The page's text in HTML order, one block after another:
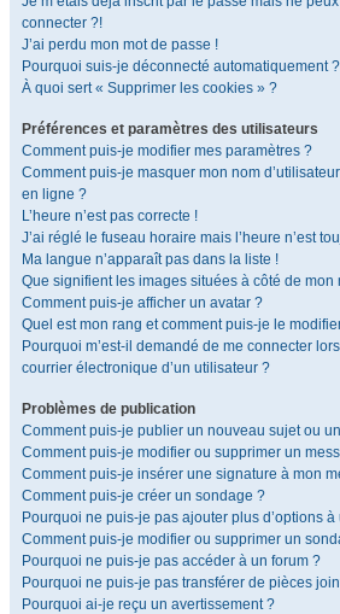
connecter ?!
J’ai perdu mon mot de passe !
Pourquoi suis-je déconnecté automatiquement ?
À quoi sert « Supprimer les cookies » ?
Préférences et paramètres des utilisateurs
Comment puis-je modifier mes paramètres ?
Comment puis-je masquer mon nom
en ligne ?
L’heure n’est pas correcte !
J’ai réglé le fuseau horaire mais l’heure n’est
Ma langue n’apparaît pas dans la liste !
Que signifient les images situées à côté de mon
Comment puis-je afficher un avatar ?
Quel est mon rang et comment puis-je le
Pourquoi m’est-il demandé de me connecter
courrier électronique d’un utilisateur ?
Problèmes de publication
Comment puis-je publier un nouveau sujet ou
Comment puis-je modifier ou supprimer un
Comment puis-je insérer une signature à mon
Comment puis-je créer un sondage ?
Pourquoi ne puis-je pas ajouter plus d’options
Comment puis-je modifier ou supprimer un
Pourquoi ne puis-je pas accéder à un forum ?
Pourquoi ne puis-je pas transférer de pièces
Pourquoi ai-je reçu un avertissement ?